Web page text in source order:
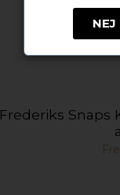
Frederiks Snaps
NEJ